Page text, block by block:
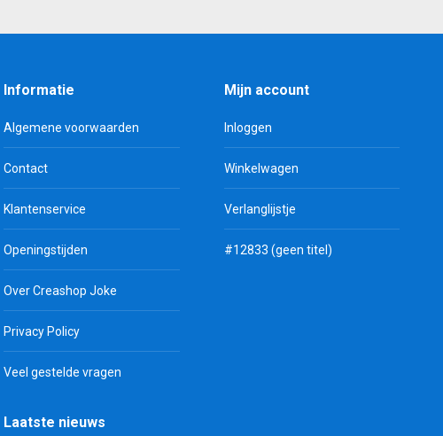
Informatie
Algemene voorwaarden
Contact
Klantenservice
Openingstijden
Over Creashop Joke
Privacy Policy
Veel gestelde vragen
Mijn account
Inloggen
Winkelwagen
Verlanglijstje
#12833 (geen titel)
Laatste nieuws